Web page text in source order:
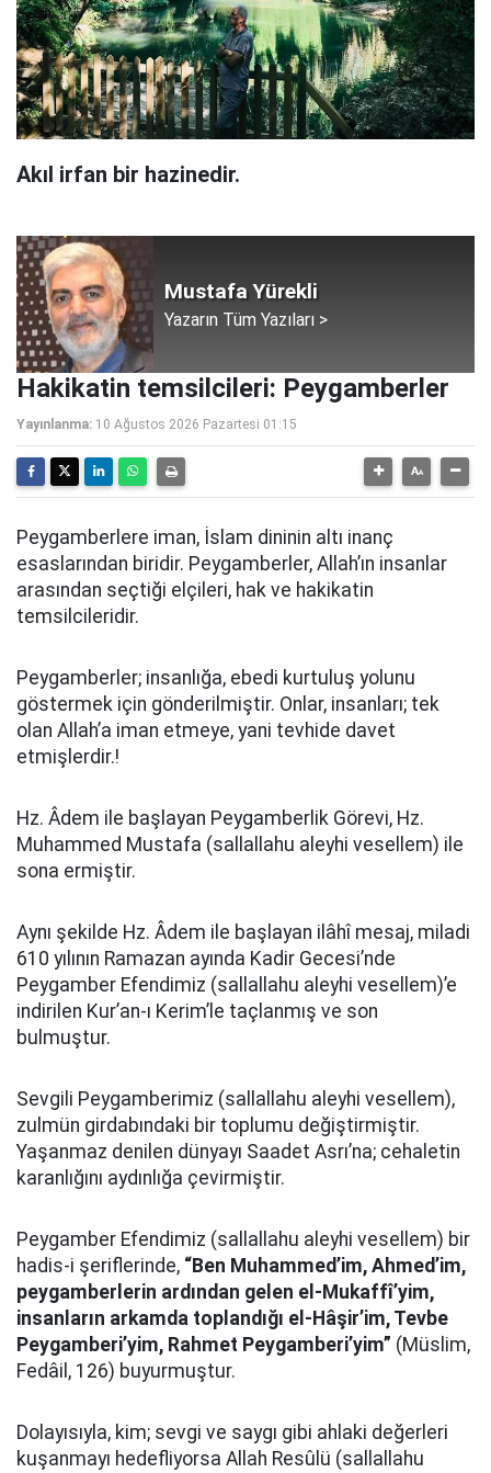
Akıl irfan bir hazinedir.
Mustafa Yürekli
Yazarın Tüm Yazıları >
Hakikatin temsilcileri: Peygamberler
Yayınlanma: 10 Ağustos 2026 Pazartesi 01:15
Peygamberlere iman, İslam dininin altı inanç
esaslarından biridir. Peygamberler, Allah’ın insanlar
arasından seçtiği elçileri, hak ve hakikatin
temsilcileridir.
Peygamberler; insanlığa, ebedi kurtuluş yolunu
göstermek için gönderilmiştir. Onlar, insanları; tek
olan Allah’a iman etmeye, yani tevhide davet
etmişlerdir.!
Hz. Âdem ile başlayan Peygamberlik Görevi, Hz.
Muhammed Mustafa (sallallahu aleyhi vesellem) ile
sona ermiştir.
Aynı şekilde Hz. Âdem ile başlayan ilâhî mesaj, miladi
610 yılının Ramazan ayında Kadir Gecesi’nde
Peygamber Efendimiz (sallallahu aleyhi vesellem)’e
indirilen Kur’an-ı Kerim’le taçlanmış ve son
bulmuştur.
Sevgili Peygamberimiz (sallallahu aleyhi vesellem),
zulmün girdabındaki bir toplumu değiştirmiştir.
Yaşanmaz denilen dünyayı Saadet Asrı’na; cehaletin
karanlığını aydınlığa çevirmiştir.
Peygamber Efendimiz (sallallahu aleyhi vesellem) bir
hadis-i şeriflerinde, “Ben Muhammed’im, Ahmed’im,
peygamberlerin ardından gelen el-Mukaffî’yim,
insanların arkamda toplandığı el-Hâşir’im, Tevbe
Peygamberi’yim, Rahmet Peygamberi’yim” (Müslim,
Fedâil, 126) buyurmuştur.
Dolayısıyla, kim; sevgi ve saygı gibi ahlaki değerleri
kuşanmayı hedefliyorsa Allah Resûlü (sallallahu